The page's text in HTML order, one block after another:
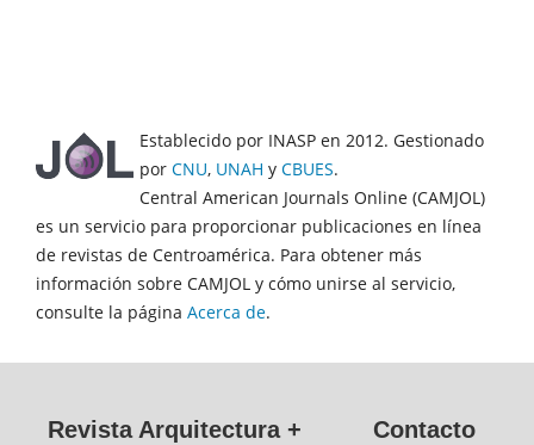
Establecido por INASP en 2012. Gestionado
por CNU, UNAH y CBUES.
Central American Journals Online (CAMJOL)
es un servicio para proporcionar publicaciones en línea
de revistas de Centroamérica. Para obtener más
información sobre CAMJOL y cómo unirse al servicio,
consulte la página Acerca de.
Revista Arquitectura + Contacto